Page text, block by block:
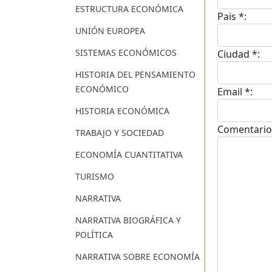
ESTRUCTURA ECONÓMICA
UNIÓN EUROPEA
SISTEMAS ECONÓMICOS
HISTORIA DEL PENSAMIENTO
ECONÓMICO
HISTORIA ECONÓMICA
TRABAJO Y SOCIEDAD
ECONOMÍA CUANTITATIVA
TURISMO
NARRATIVA
NARRATIVA BIOGRÁFICA Y
POLÍTICA
NARRATIVA SOBRE ECONOMÍA
Pais *:
Ciudad *:
Email *: